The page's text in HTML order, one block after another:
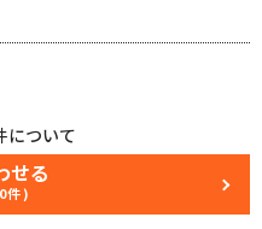
について
せる
件)